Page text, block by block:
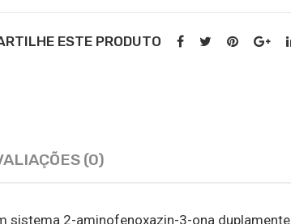
ESTE PRODUTO
(0)
sistema 2-aminofenoxazin-3-ona duplamente